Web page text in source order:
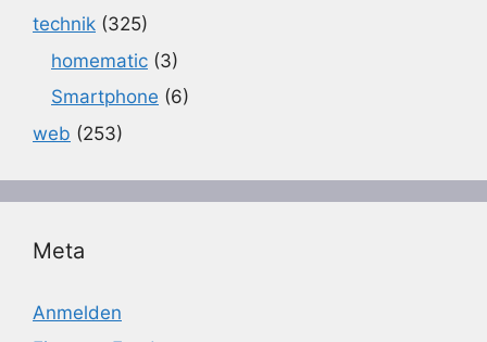
technik (325)
homematic (3)
Smartphone (6)
web (253)
Meta
Anmelden